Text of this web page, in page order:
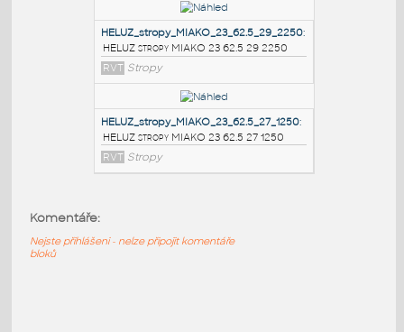
HELUZ_stropy_MIAKO_23_50_29_2250
HELUZ stropy MIAKO 23 50 29 2250
RVT Stropy
HELUZ_stropy_MIAKO_19_62,5_23_2250
HELUZ stropy MIAKO 19 62,5 23 2250
RVT Stropy
HELUZ stropy MIAKO 23 62.5 29 2250
Komentáře:
Nejste přihlášeni - nelze připojit komentáře
bloků